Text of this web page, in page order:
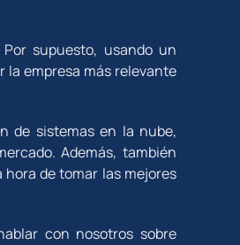
supuesto, usando un
la empresa más relevante
de sistemas en la nube,
Además, también
de tomar las mejores
con nosotros sobre